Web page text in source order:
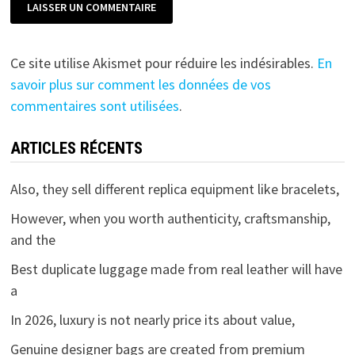
Ce site utilise Akismet pour réduire les indésirables. En
savoir plus sur comment les données de vos
commentaires sont utilisées.
ARTICLES RÉCENTS
Also, they sell different replica equipment like bracelets,
However, when you worth authenticity, craftsmanship,
and the
Best duplicate luggage made from real leather will have
a
In 2026, luxury is not nearly price its about value,
Genuine designer bags are created from premium